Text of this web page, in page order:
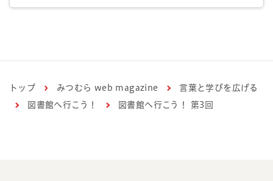
トップ みつむら web magazine
言葉と学びを広げる
図書館へ行こう！
図書館へ行こう！ 第3回